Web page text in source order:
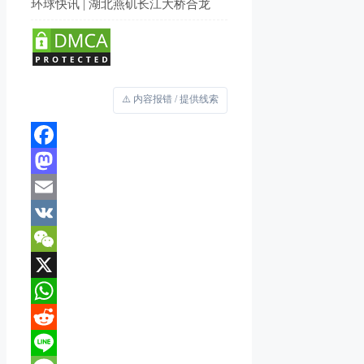
环球快讯 | 湖北燕矶长江大桥合龙
⚠️ 内容报错 / 提供线索
Facebook
Mastodon
Email
VK
WeChat
X
WhatsApp
Reddit